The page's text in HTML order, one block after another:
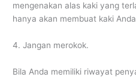
mengenakan alas kaki yang
hanya akan membuat kaki
4. Jangan merokok.
Bila Anda memiliki riwayat